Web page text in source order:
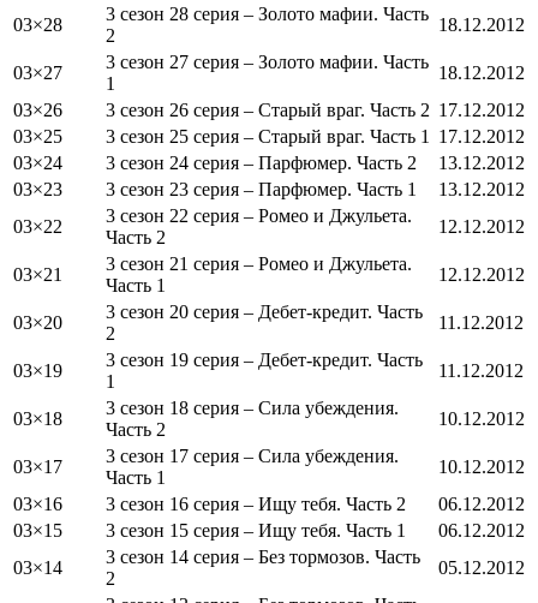
03×28
3 сезон 28 серия – Золото мафии. Часть
2
18.12.2012
03×27
3 сезон 27 серия – Золото мафии. Часть
1
18.12.2012
03×26
3 сезон 26 серия – Старый враг. Часть 2 17.12.2012
03×25
3 сезон 25 серия – Старый враг. Часть 1
17.12.2012
03×24
3 сезон 24 серия – Парфюмер. Часть 2
13.12.2012
03×23
3 сезон 23 серия – Парфюмер. Часть 1
13.12.2012
03×22
3 сезон 22 серия – Ромео и Джульета.
Часть 2
12.12.2012
03×21
3 сезон 21 серия – Ромео и Джульета.
Часть 1
12.12.2012
03×20
3 сезон 20 серия – Дебет-кредит. Часть
2
11.12.2012
03×19
3 сезон 19 серия – Дебет-кредит. Часть
1
11.12.2012
03×18
3 сезон 18 серия – Сила убеждения.
Часть 2
10.12.2012
03×17
3 сезон 17 серия – Сила убеждения.
Часть 1
10.12.2012
03×16
3 сезон 16 серия – Ищу тебя. Часть 2
06.12.2012
03×15
3 сезон 15 серия – Ищу тебя. Часть 1
06.12.2012
03×14
3 сезон 14 серия – Без тормозов. Часть
2
05.12.2012